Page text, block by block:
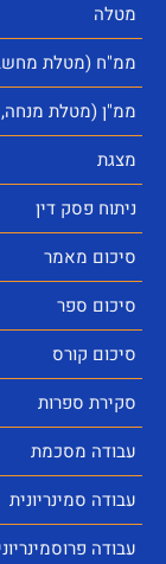
מטלה
ממ"ח (מטלת
ממ"ן (מטלת
מצגת
ניתוח פסק דין
סיכום מאמר
סיכום ספר
סיכום קורס
סקירת ספרות
עבודה מסכמת
עבודה סמינריונית
עבודה